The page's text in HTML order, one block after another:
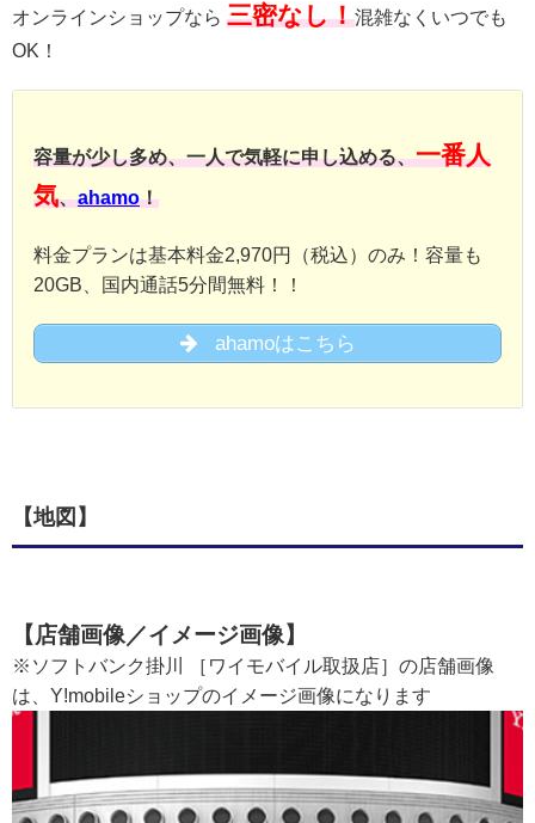
オンラインショップなら 三密なし！混雑なくいつでも
OK！
容量が少し多め、一人で気軽に申し込める、一番人
気、ahamo！
料金プランは基本料金2,970円（税込）のみ！容量も
20GB、国内通話5分間無料！！
ahamoはこちら
【地図】
【店舗画像／イメージ画像】
※ソフトバンク掛川 ［ワイモバイル取扱店］の店舗画像
は、Y!mobileショップのイメージ画像になります